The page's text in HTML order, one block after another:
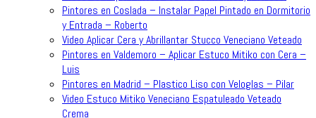
Pintores en Coslada – Instalar Papel Pintado en Dormitorio
y Entrada – Roberto
Video Aplicar Cera y Abrillantar Stucco Veneciano Veteado
Pintores en Valdemoro – Aplicar Estuco Mitiko con Cera –
Luis
Pintores en Madrid – Plastico Liso con Veloglas – Pilar
Video Estuco Mitiko Veneciano Espatuleado Veteado
Crema